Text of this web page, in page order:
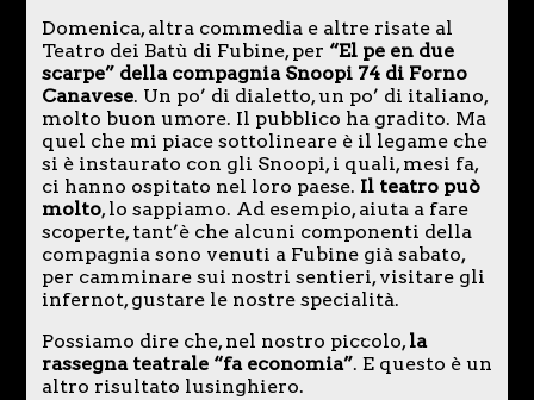
Domenica, altra commedia e altre risate al
Teatro dei Batù di Fubine, per “El pe en due
scarpe” della compagnia Snoopi 74 di Forno
Canavese. Un po’ di dialetto, un po’ di italiano,
molto buon umore. Il pubblico ha gradito. Ma
quel che mi piace sottolineare è il legame che
si è instaurato con gli Snoopi, i quali, mesi fa,
ci hanno ospitato nel loro paese. Il teatro può
molto, lo sappiamo. Ad esempio, aiuta a fare
scoperte, tant’è che alcuni componenti della
compagnia sono venuti a Fubine già sabato,
per camminare sui nostri sentieri, visitare gli
infernot, gustare le nostre specialità.
Possiamo dire che, nel nostro piccolo,la
rassegna teatrale “fa economia”. E questo è un
altro risultato lusinghiero.